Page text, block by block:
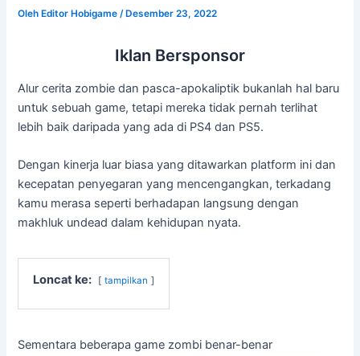
OlehEditor Hobigame /Desember 23, 2022
Iklan Bersponsor
Alur cerita zombie dan pasca-apokaliptik bukanlah hal baru
untuk sebuah game, tetapi mereka tidak pernah terlihat
lebih baik daripada yang ada di PS4 dan PS5.
Dengan kinerja luar biasa yang ditawarkan platform ini dan
kecepatan penyegaran yang mencengangkan, terkadang
kamu merasa seperti berhadapan langsung dengan
makhluk undead dalam kehidupan nyata.
Loncat ke: tampilkan
Sementara beberapa game zombi benar-benar